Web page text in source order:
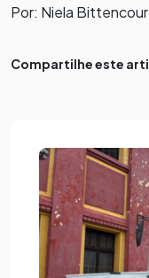
Por: Niela
Compartilhe este